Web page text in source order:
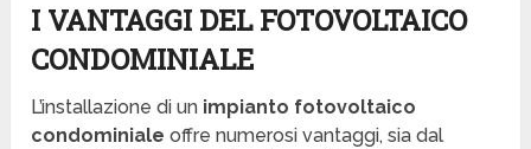
I VANTAGGI DEL FOTOVOLTAICO
CONDOMINIALE
L’installazione di un impianto fotovoltaico
condominiale offre numerosi vantaggi, sia dal